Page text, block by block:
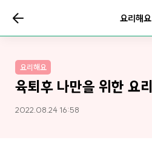
요리해요
요리해요
육퇴후 나만을 위한 요리
2022.08.24 16:58